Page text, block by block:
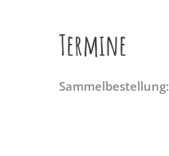
Termine
Sammelbestellung: